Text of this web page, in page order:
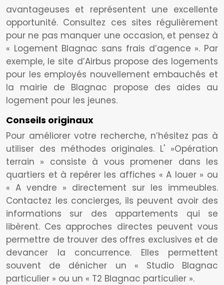
avantageuses et représentent une excellente
opportunité. Consultez ces sites régulièrement
pour ne pas manquer une occasion, et pensez à
« Logement Blagnac sans frais d’agence ». Par
exemple, le site d’Airbus propose des logements
pour les employés nouvellement embauchés et
la mairie de Blagnac propose des aides au
logement pour les jeunes.
Conseils originaux
Pour améliorer votre recherche, n’hésitez pas à
utiliser des méthodes originales. L' »Opération
terrain » consiste à vous promener dans les
quartiers et à repérer les affiches « A louer » ou
« A vendre » directement sur les immeubles.
Contactez les concierges, ils peuvent avoir des
informations sur des appartements qui se
libèrent. Ces approches directes peuvent vous
permettre de trouver des offres exclusives et de
devancer la concurrence. Elles permettent
souvent de dénicher un « Studio Blagnac
particulier » ou un « T2 Blagnac particulier ».